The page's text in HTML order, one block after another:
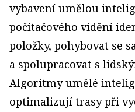
vybavení umělou
počítačového vidění
položky, pohybovat se
a spolupracovat s
Algoritmy umělé
optimalizují trasy při